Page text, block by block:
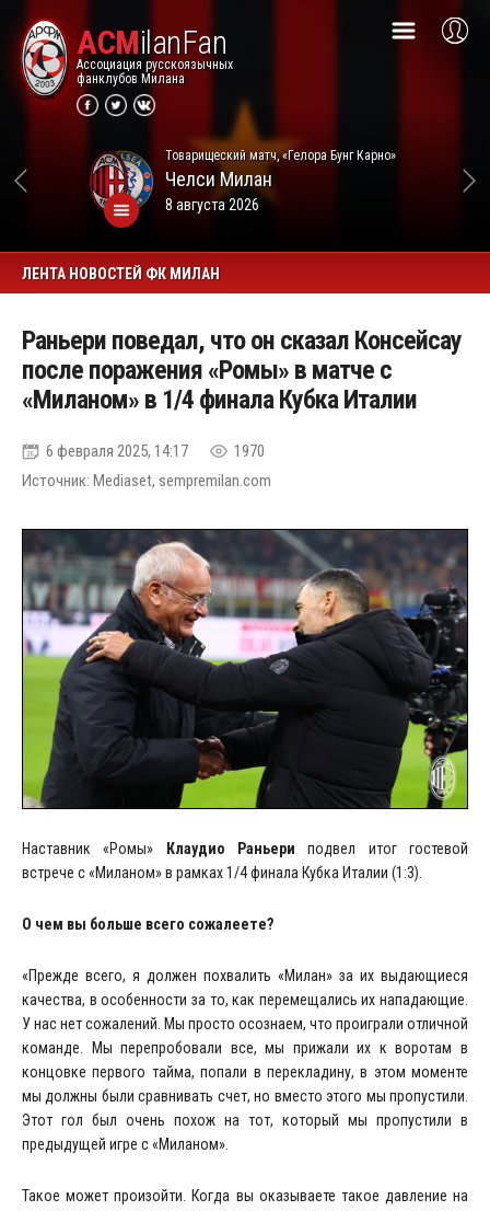
ACMilanFan
Ассоциация русскоязычных
фанклубов Милана
Товарищеский матч, «Гелора Бунг Карно»
ЧелсиМилан
8 августа 2026
ЛЕНТА НОВОСТЕЙ ФК МИЛАН
Раньери поведал, что он сказал Консейсау
после поражения «Ромы» в матче с
«Миланом» в 1/4 финала Кубка Италии
6 февраля 2025, 14:17
1970
Источник: Mediaset, sempremilan.com
Наставник «Ромы» Клаудио Раньери подвел итог гостевой
встрече с «Миланом» в рамках 1/4 финала Кубка Италии (1:3).
О чем вы больше всего сожалеете?
«Прежде всего, я должен похвалить «Милан» за их выдающиеся
качества, в особенности за то, как перемещались их нападающие.
У нас нет сожалений. Мы просто осознаем, что проиграли отличной
команде. Мы перепробовали все, мы прижали их к воротам в
концовке первого тайма, попали в перекладину, в этом моменте
мы должны были сравнивать счет, но вместо этого мы пропустили.
Этот гол был очень похож на тот, который мы пропустили в
предыдущей игре с «Миланом».
Такое может произойти. Когда вы оказываете такое давление на